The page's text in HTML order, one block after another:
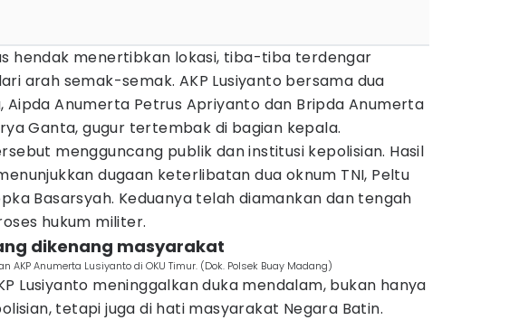
hendak menertibkan lokasi, tiba-tiba terdengar
arah semak-semak. AKP Lusiyanto bersama dua
Aipda Anumerta Petrus Apriyanto dan Bripda Anumerta
Ganta, gugur tertembak di bagian kepala.
mengguncang publik dan institusi kepolisian. Hasil
dugaan keterlibatan dua oknum TNI, Peltu
Basarsyah. Keduanya telah diamankan dan tengah
hukum militer.
dikenang masyarakat
AKP Anumerta Lusiyanto di OKU Timur. (Dok. Polsek Buay Madang)
Lusiyanto meninggalkan duka mendalam, bukan hanya
tetapi juga di hati masyarakat Negara Batin.